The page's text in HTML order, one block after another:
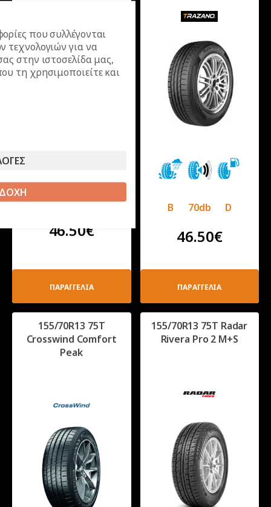
C 70db E
46.50€
ΠΑΡΑΓΓΕΛΙΑ
B 70db D
46.50€
ΠΑΡΑΓΓΕΛΙΑ
155/70R13 75T
Crosswind Comfort
Peak
155/70R13 75T Radar
Rivera Pro 2 M+S
που συλλέγονται
τεχνολογιών για να
στην ιστοσελίδα μας,
τη χρησιμοποιείτε και